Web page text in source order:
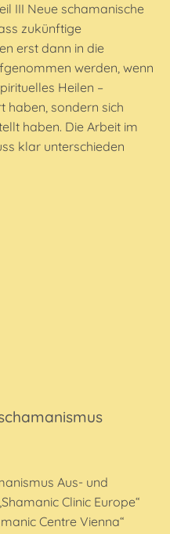
III Neue schamanische
zukünftige
erst dann in die
werden, wenn
Heilen –
haben, sondern sich
haben. Die Arbeit im
klar unterschieden
Aus- und
Clinic Europe“
Centre Vienna“